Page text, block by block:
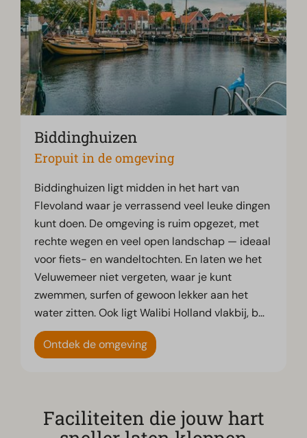
Biddinghuizen
Eropuit in de omgeving
Biddinghuizen ligt midden in het hart van
Flevoland waar je verrassend veel leuke dingen
kunt doen. De omgeving is ruim opgezet, met
rechte wegen en veel open landschap — ideaal
voor fiets- en wandeltochten. En laten we het
Veluwemeer niet vergeten, waar je kunt
zwemmen, surfen of gewoon lekker aan het
water zitten. Ook ligt Walibi Holland vlakbij, b…
Ontdek de omgeving
Faciliteiten die jouw hart